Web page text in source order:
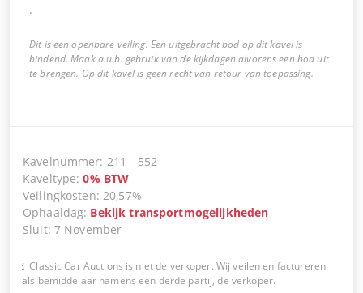
.
Dit is een openbare veiling. Een uitgebracht bod op dit kavel is
bindend. Maak a.u.b. gebruik van de kijkdagen alvorens een bod uit
te brengen. Op dit kavel is geen recht van retour van toepassing.
Kavelnummer: 211 - 552
Kaveltype:0% BTW
Veilingkosten:20,57%
Ophaaldag: Bekijk transportmogelijkheden
Sluit: 7 November
Classic Car Auctions is niet de verkoper. Wij veilen en factureren
als bemiddelaar namens een derde partij, de verkoper.